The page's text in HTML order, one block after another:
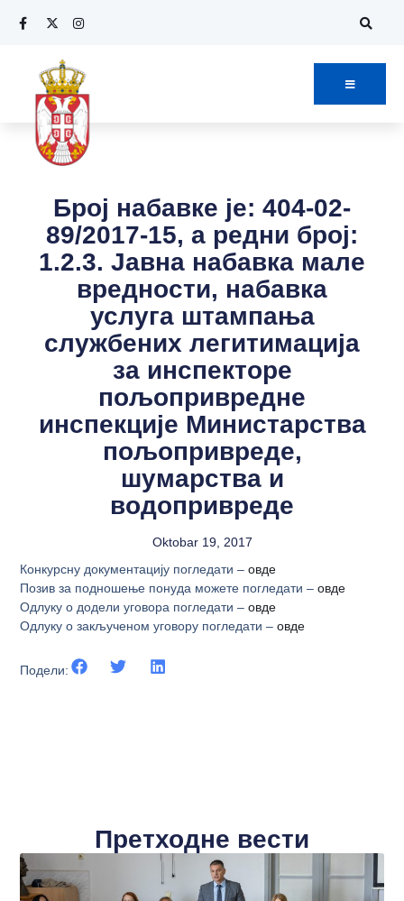
Број набавке је: 404-02-
89/2017-15, а редни број:
1.2.3. Jавнa набавкa мале
вредности, набавка
услуга штампања
службених легитимација
за инспекторе
пољопривредне
инспекције Министарства
пољопривреде,
шумарства и
водопривреде
Oktobar 19, 2017
Конкурсну документацију погледати –овде
Позив за подношење понуда можете погледати –овде
Одлуку о додели уговора погледати –овде
Одлуку о закљученом уговору погледати –овде
Подели:
Претходне вести